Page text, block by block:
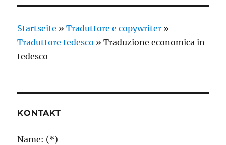
Startseite »Traduttore e copywriter »
Traduttore tedesco »Traduzione economica in
tedesco
KONTAKT
Name: (*)